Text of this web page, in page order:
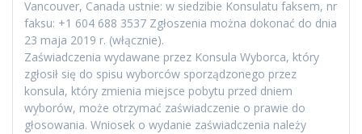
Vancouver, Canada ustnie: w siedzibie Konsulatu faksem, nr
faksu: +1 604 688 3537 Zgłoszenia można dokonać do dnia
23 maja 2019 r. (włącznie).
Zaświadczenia wydawane przez Konsula Wyborca, który
zgłosił się do spisu wyborców sporządzonego przez
konsula, który zmienia miejsce pobytu przed dniem
wyborów, może otrzymać zaświadczenie o prawie do
głosowania. Wniosek o wydanie zaświadczenia należy